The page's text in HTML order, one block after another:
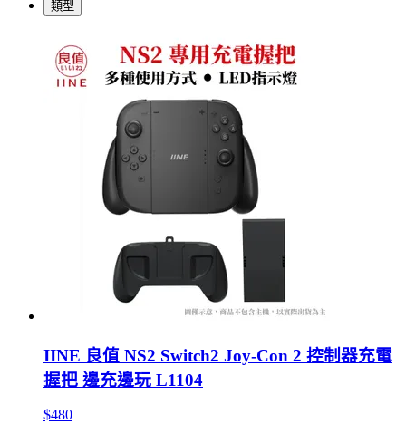
類型
IINE 良值 NS2 Switch2 Joy-Con 2 控制器充電
握把 邊充邊玩 L1104
$480